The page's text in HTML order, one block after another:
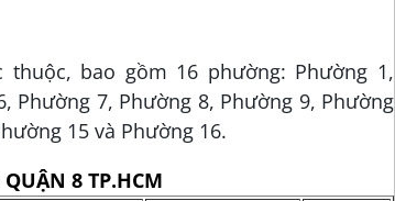
bao gồm 16 phường: Phường 1,
Phường 7, Phường 8, Phường 9, Phường
15 và Phường 16.
8 TP.HCM